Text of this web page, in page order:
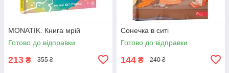
MONATIK. Книга мрій
Готово до відправки
213 ₴ 355 ₴
Сонечка в ситі
Готово до відправки
144 ₴ 240 ₴